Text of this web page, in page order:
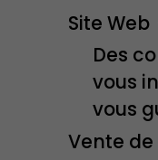
Site Web
Des
vous
vous
Vente